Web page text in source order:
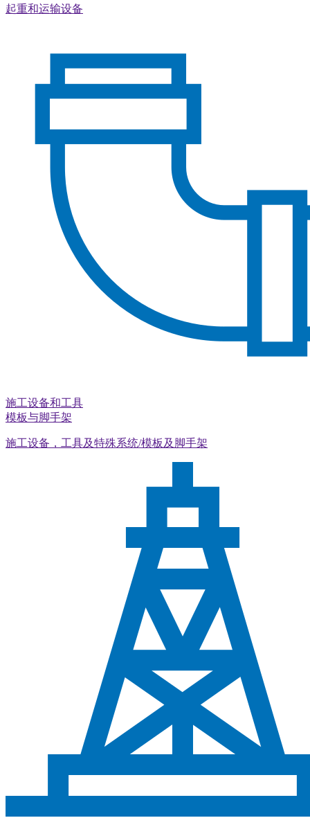
起重和运输设备
施工设备和工具
模板与脚手架
施工设备，工具及特殊系统/模板及脚手架